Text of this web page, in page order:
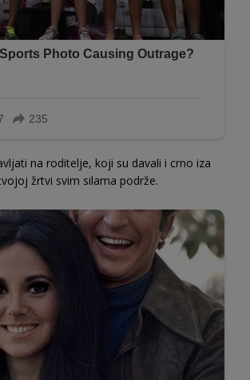
na roditelje, koji su davali i crno iza
žrtvi svim silama podrže.